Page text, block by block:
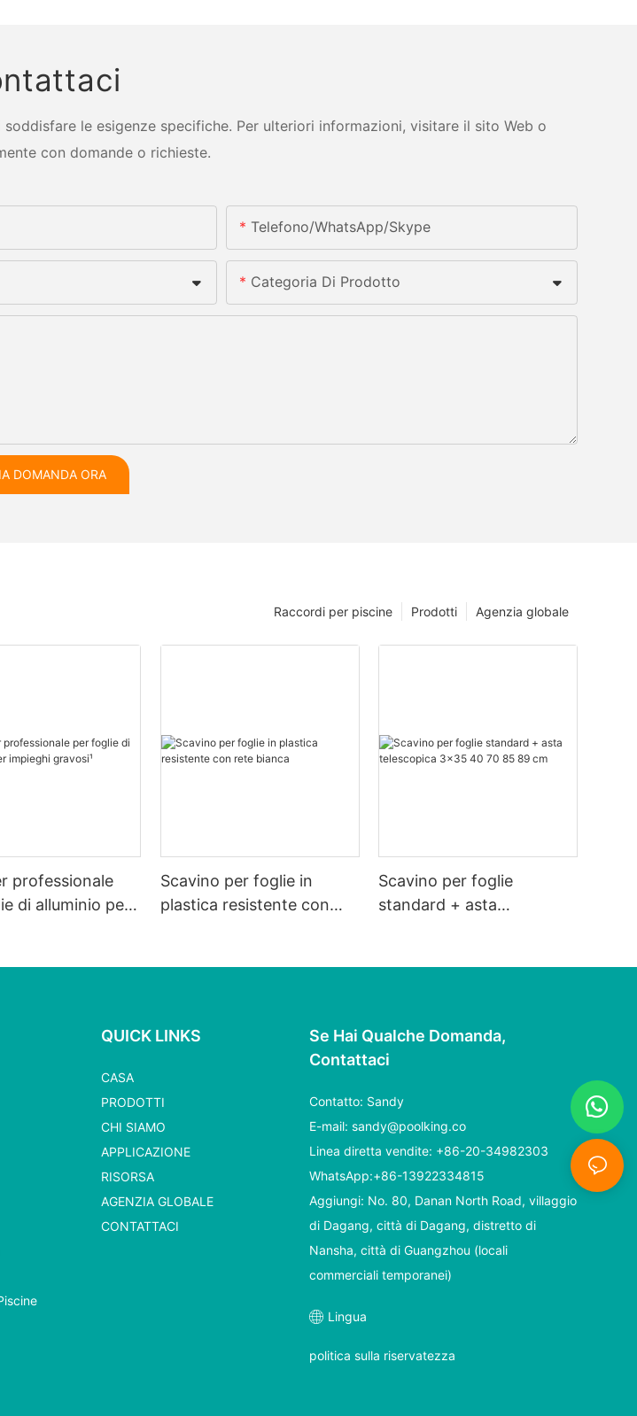
le esigenze specifiche. Per ulteriori informazioni, visitare il sito Web o
con domande o richieste.
Telefono/whatsApp/skype
Categoria Di Prodotto
DOMANDA ORA
Agenzia globale
Prodotti
Raccordi per piscine
professionale
di alluminio per
Scavino per foglie in
plastica resistente con
Scavino per foglie
standard + asta
QUICK LINKS
CASA
PRODOTTI
CHI SIAMO
APPLICAZIONE
RISORSA
AGENZIA GLOBALE
CONTATTACI
Se Hai Qualche Domanda,
Contattaci
Contatto: Sandy
E-mail:sandy@poolking.co
Linea diretta vendite: +86-20-34982303
WhatsApp:+86-13922334815
Aggiungi: No. 80, Danan North Road, villaggio
di Dagang, città di Dagang, distretto di
Nansha, città di Guangzhou (locali
commerciali temporanei)
Lingua
politica sulla riservatezza